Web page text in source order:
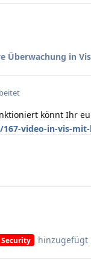
Überwachung in
könnt Ihr
video-in-vis-
Security hinzugefügt